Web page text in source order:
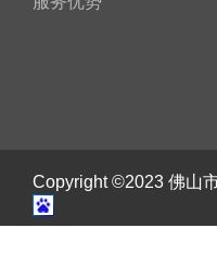
Copyright ©2023 佛山